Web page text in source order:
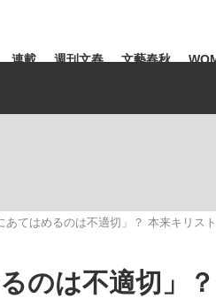
連載 週刊文春 文藝春秋
早苗 #後藤真希 #森岡毅 #
あてはめるのは不適切」？ 本来キリス
のは不適切」